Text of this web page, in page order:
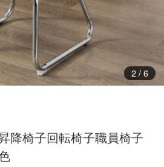
3/ 6
降椅子回転椅子職員椅子